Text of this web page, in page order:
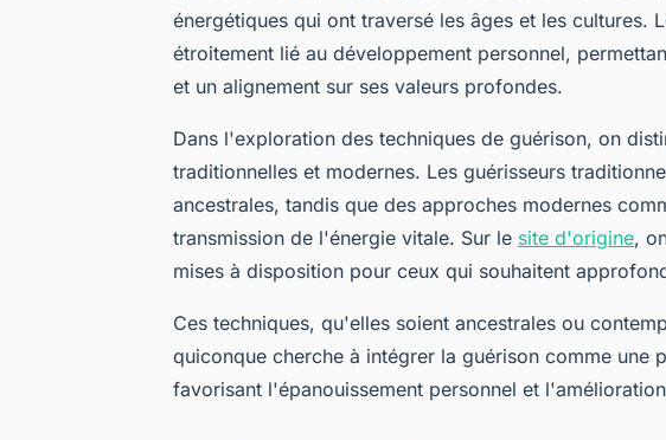
énergétiques qui ont traversé les âges et les cultures.
étroitement lié au développement personnel,
et un alignement sur ses valeurs profondes.
Dans l'exploration des techniques de guérison, on
traditionnelles et modernes. Les guérisseurs
ancestrales, tandis que des approches modernes
transmission de l'énergie vitale. Sur le site d'origine,
mises à disposition pour ceux qui souhaitent
Ces techniques, qu'elles soient ancestrales ou
quiconque cherche à intégrer la guérison comme une
favorisant l'épanouissement personnel et